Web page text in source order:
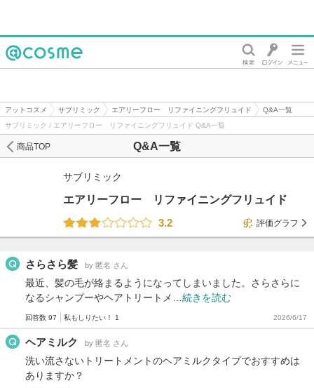
アットコスメ サブリミック エアリーフロー リファイニングフリュイド
Q&A一覧
サブリミック / エアリーフロー リファイニングフリュイド Q&A一覧
Q&A一覧
商品TOP
サブリミック
エアリーフロー リファイニングフリュイド
3.2
評価グラフ
さらさら髪 by 匿名 さん
最近、髪の毛が絡まるようになってしまいました。さらさらに
なるシャンプーやヘアトリートメ… 続きを読む
回答数 97 私もしりたい！ 1 2026/6/17
ヘアミルク by 匿名 さん
洗い流さないトリートメントのヘアミルクタイプでおすすめは
ありますか？